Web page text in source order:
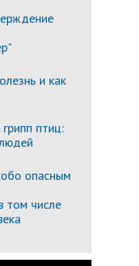
и как
птиц:
опасным
том числе